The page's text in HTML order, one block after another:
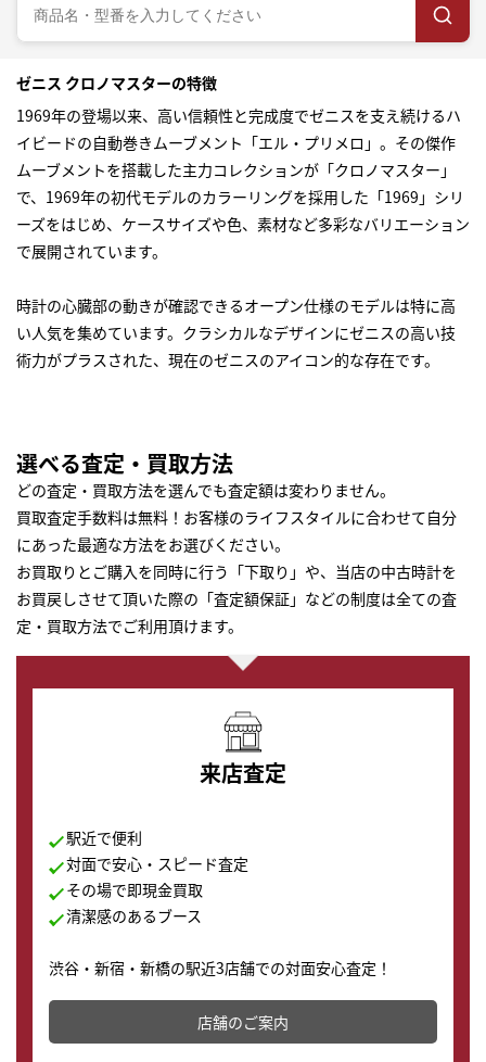
ゼニス クロノマスターの特徴
1969年の登場以来、高い信頼性と完成度でゼニスを支え続けるハ
イビードの自動巻きムーブメント「エル・プリメロ」。その傑作
ムーブメントを搭載した主力コレクションが「クロノマスター」
で、1969年の初代モデルのカラーリングを採用した「1969」シリ
ーズをはじめ、ケースサイズや色、素材など多彩なバリエーション
で展開されています。
時計の心臓部の動きが確認できるオープン仕様のモデルは特に高
い人気を集めています。クラシカルなデザインにゼニスの高い技
術力がプラスされた、現在のゼニスのアイコン的な存在です。
選べる査定・買取方法
どの査定・買取方法を選んでも査定額は変わりません。
買取査定手数料は無料！お客様のライフスタイルに合わせて自分
にあった最適な方法をお選びください。
お買取りとご購入を同時に行う「下取り」や、当店の中古時計を
お買戻しさせて頂いた際の「査定額保証」などの制度は全ての査
定・買取方法でご利用頂けます。
来店査定
駅近で便利
対面で安心・スピード査定
その場で即現金買取
清潔感のあるブース
渋谷・新宿・新橋の駅近3店舗での対面安心査定！
その場で現金買取致します。渋谷本店では、時計販売の
店舗を併設しており、下取りに出してお得に新しい時計
の購入もできます♪
店舗のご案内